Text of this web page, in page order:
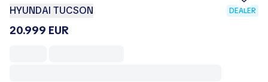
HYUNDAI TUCSON DEALER
20.999 EUR